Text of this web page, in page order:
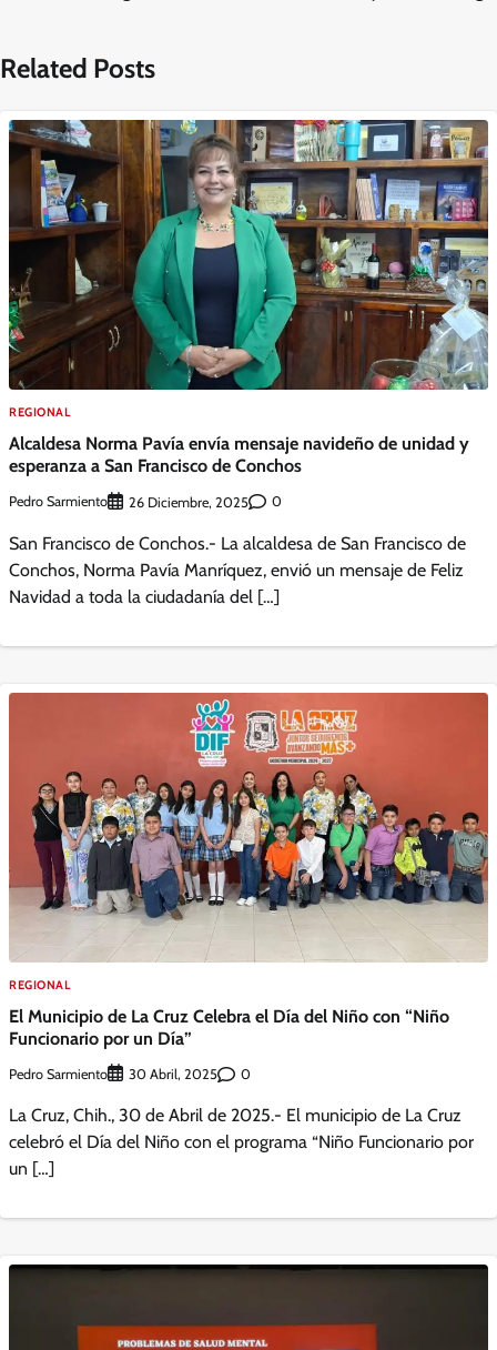
Related Posts
REGIONAL
Alcaldesa Norma Pavía envía mensaje navideño de unidad y
esperanza a San Francisco de Conchos
Pedro Sarmiento 26 Diciembre, 2025 0
San Francisco de Conchos.- La alcaldesa de San Francisco de
Conchos, Norma Pavía Manríquez, envió un mensaje de Feliz
Navidad a toda la ciudadanía del […]
REGIONAL
El Municipio de La Cruz Celebra el Día del Niño con “Niño
Funcionario por un Día”
Pedro Sarmiento 30 Abril, 2025 0
La Cruz, Chih., 30 de Abril de 2025.- El municipio de La Cruz
celebró el Día del Niño con el programa “Niño Funcionario por
un […]